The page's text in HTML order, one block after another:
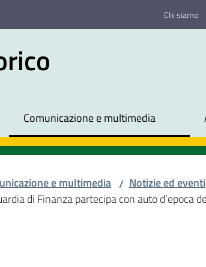
Chi siamo
Comunicazione e multimedia
e multimedia / Notizie ed eventi
di Finanza partecipa con auto d’epoca